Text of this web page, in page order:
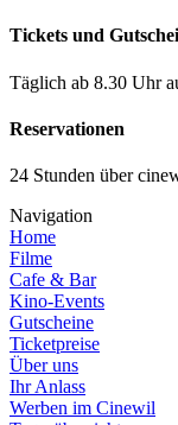
Tickets und
Täglich ab 8.30 Uhr
Reservationen
24 Stunden über
Navigation
Home
Filme
Cafe & Bar
Kino-Events
Gutscheine
Ticketpreise
Über uns
Ihr Anlass
Werben im Cinewil